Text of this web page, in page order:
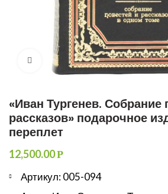
Увеличить
«Иван Тургенев. Собрание
рассказов» подарочное
переплет
12,500.00Р
Артикул: 005-094